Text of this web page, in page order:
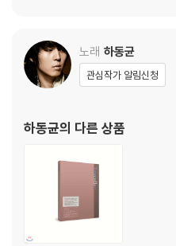
노래 하동균
관심작가 알림신청
하동균의 다른 상품